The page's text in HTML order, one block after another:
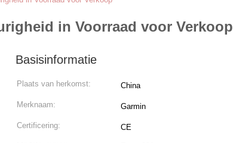
in Voorraad voor Verkoop
Basisinformatie
Plaats van herkomst: China
Merknaam: Garmin
Certificering: CE